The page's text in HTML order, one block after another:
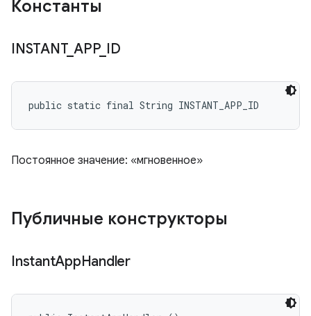
Константы
INSTANT_ APP_ ID
public static final String INSTANT_APP_ID
Постоянное значение: «мгновенное»
Публичные конструкторы
InstantAppHandler